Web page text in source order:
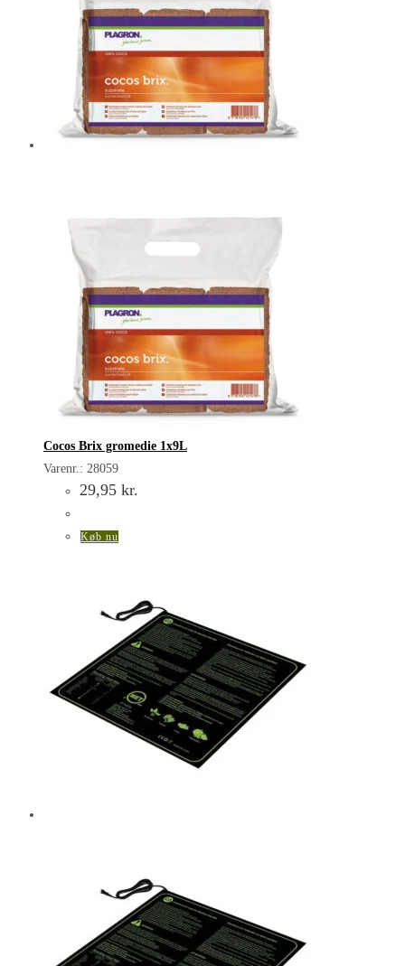
Cocos Brix gromedie 1x9L
Varenr.: 28059
29,95 kr.
Køb nu